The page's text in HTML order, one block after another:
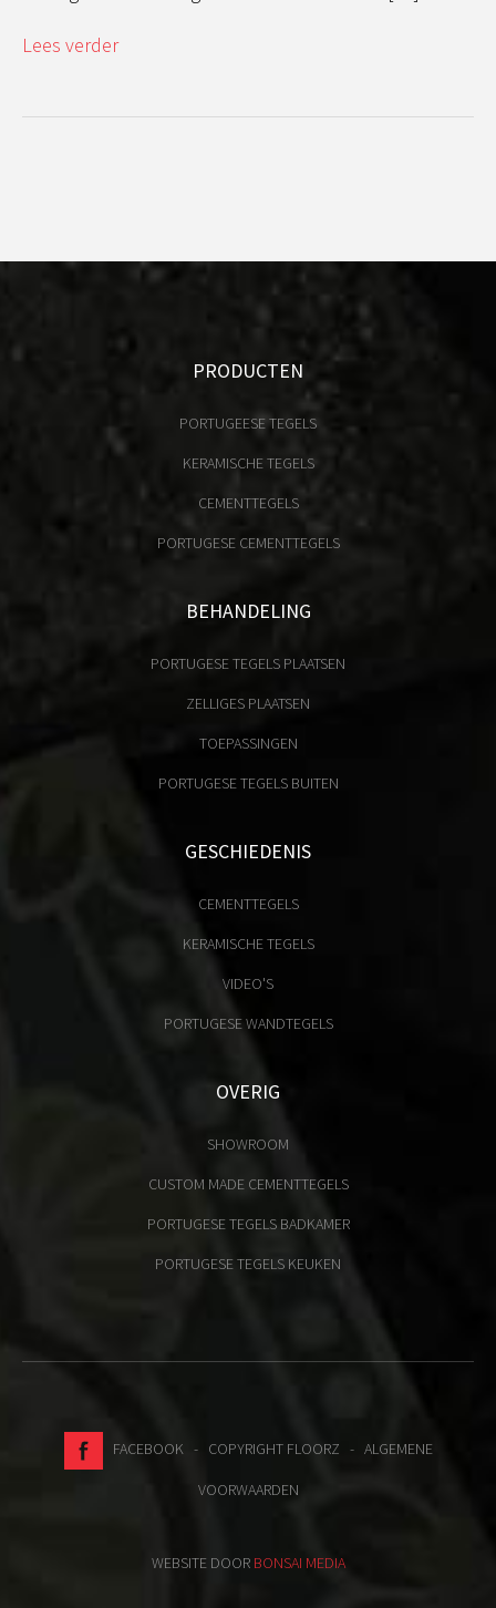
Lees verder
PRODUCTEN
PORTUGEESE TEGELS
KERAMISCHE TEGELS
CEMENTTEGELS
PORTUGESE CEMENTTEGELS
BEHANDELING
PORTUGESE TEGELS PLAATSEN
ZELLIGES PLAATSEN
TOEPASSINGEN
PORTUGESE TEGELS BUITEN
GESCHIEDENIS
CEMENTTEGELS
KERAMISCHE TEGELS
VIDEO'S
PORTUGESE WANDTEGELS
OVERIG
SHOWROOM
CUSTOM MADE CEMENTTEGELS
PORTUGESE TEGELS BADKAMER
PORTUGESE TEGELS KEUKEN
FACEBOOK- COPYRIGHT FLOORZ - ALGEMENE
VOORWAARDEN
WEBSITE DOOR BONSAI MEDIA